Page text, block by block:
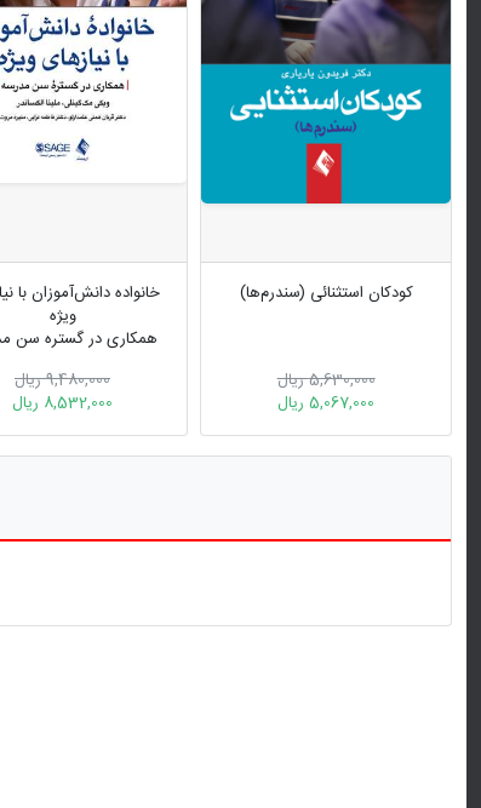
کودکان استثنائی (سندرم‌ها)
5,630,000 ریال
5,067,000 ریال
خانواده دانش‌آموزان با
ویژه
همکاری در گستره سن
9,480,000 ریال
8,532,000 ریال